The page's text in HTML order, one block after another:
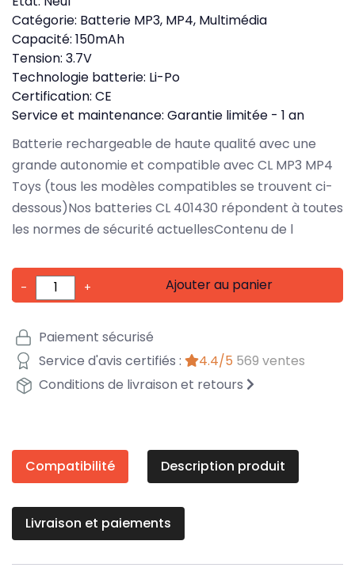
Catégorie: Batterie MP3, MP4, Multimédia
Capacité: 150mAh
Tension: 3.7V
Technologie batterie: Li-Po
Certification: CE
Service et maintenance: Garantie limitée - 1 an
Batterie rechargeable de haute qualité avec une
grande autonomie et compatible avec CL MP3 MP4
Toys (tous les modèles compatibles se trouvent ci-
dessous)Nos batteries CL 401430 répondent à toutes
les normes de sécurité actuellesContenu de l
- + Ajouter au panier
Paiement sécurisé
Service d'avis certifiés :
4.4/5 569 ventes
Conditions de livraison et retours
Compatibilité Description produit
Livraison et paiements